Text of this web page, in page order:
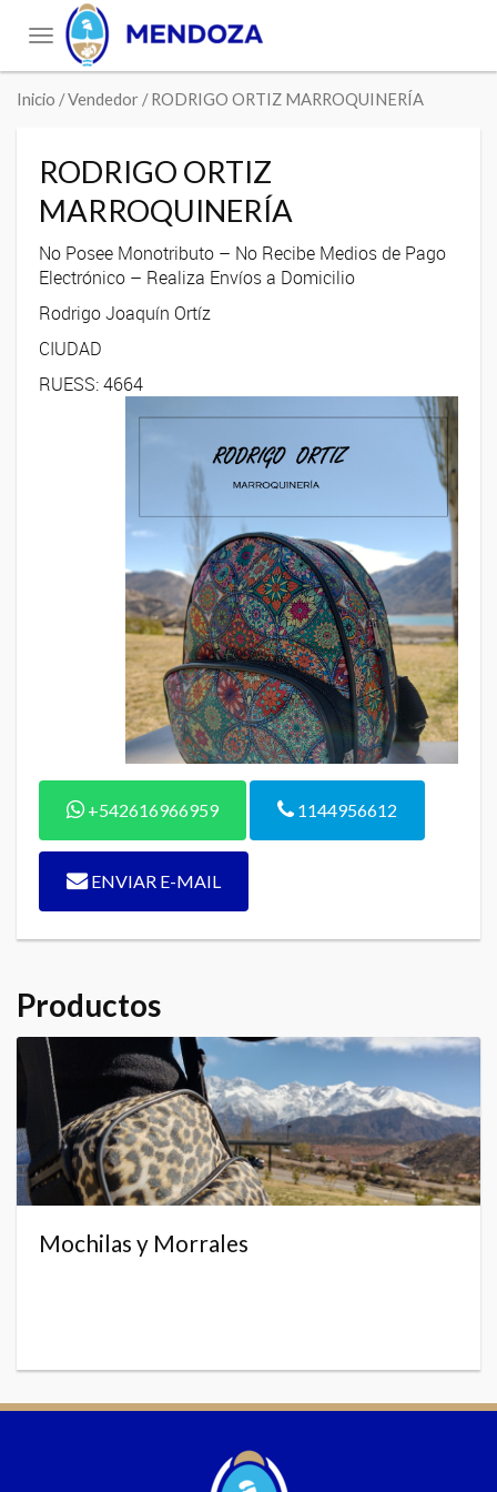
Toggle
navigation
Inicio / Vendedor / RODRIGO ORTIZ MARROQUINERÍA
RODRIGO ORTIZ
MARROQUINERÍA
No Posee Monotributo – No Recibe Medios de Pago
Electrónico – Realiza Envíos a Domicilio
Rodrigo Joaquín Ortíz
CIUDAD
RUESS: 4664
+542616966959 1144956612
ENVIAR E-MAIL
Productos
Mochilas y Morrales